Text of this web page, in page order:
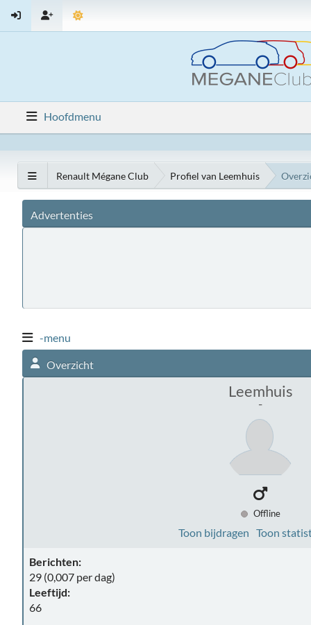
Hoofdmenu
Renault Mégane Club Profiel van Leemhuis
Advertenties
-menu
Overzicht
Leemhuis
-
Offline
Toon bijdragen Toon
Berichten:
29 (0,007 per dag)
Leeftijd:
66